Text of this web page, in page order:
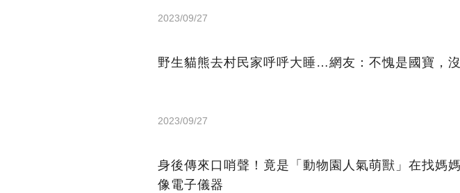
2023/09/27
野生貓熊去村民家呼呼大睡…網友：不愧是國寶，
2023/09/27
身後傳來口哨聲！竟是「動物園人氣萌獸」在找媽
像電子儀器